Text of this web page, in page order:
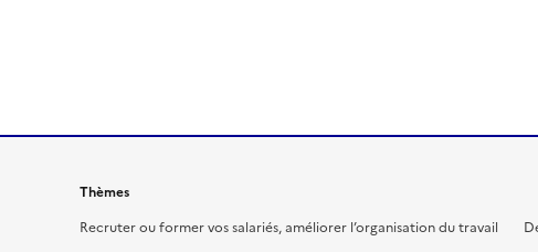
Thèmes
Recruter ou former vos salariés, améliorer l’organisation du travail